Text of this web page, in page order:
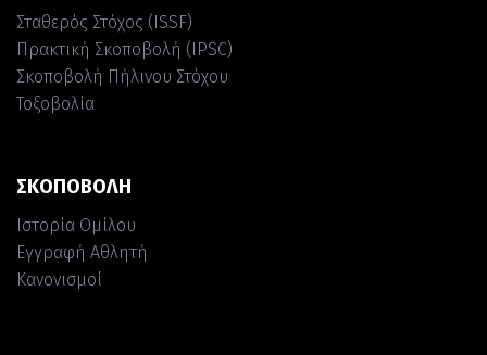
Σταθερός Στόχος (ISSF)
Πρακτική Σκοποβολή (IPSC)
Σκοποβολή Πήλινου Στόχου
Τοξοβολία
ΣΚΟΠΟΒΟΛΗ
Ιστορία Ομίλου
Εγγραφή Αθλητή
Κανονισμοί